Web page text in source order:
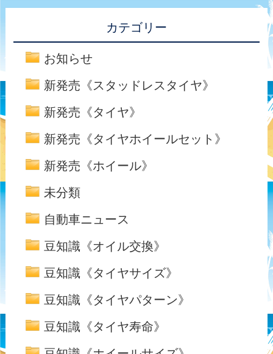
カテゴリー
お知らせ
新発売《スタッドレスタイヤ》
新発売《タイヤ》
新発売《タイヤホイールセット》
新発売《ホイール》
未分類
自動車ニュース
豆知識《オイル交換》
豆知識《タイヤサイズ》
豆知識《タイヤパターン》
豆知識《タイヤ寿命》